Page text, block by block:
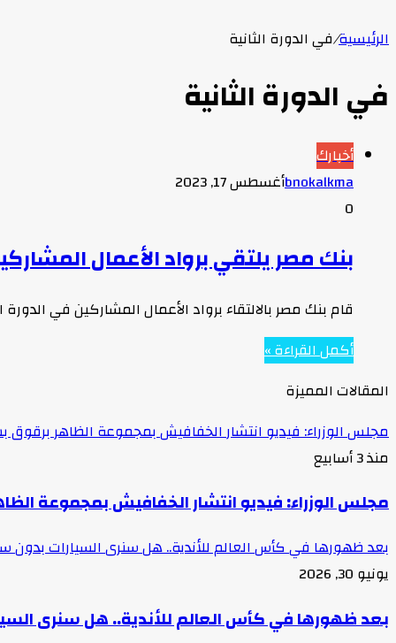
الرئيسية/في الدورة الثانية
في الدورة الثانية
أخبارك
bnokalkmaأغسطس 17, 2023
0
بنك مصر يلتقي برواد الأعمال
قام بنك مصر بالالتقاء برواد الأعمال المشاركين في
أكمل القراءة »
المقالات المميزة
مجلس الوزراء: فيديو انتشار الخفافيش بمجموعة الظاهر برقوق
منذ 3 أسابيع
مجلس الوزراء: فيديو انتشار الخفافيش بمجموعة
بعد ظهورها في كأس العالم للأندية.. هل سنرى السيارات
يونيو 30, 2026
بعد ظهورها في كأس العالم للأندية.. هل سنرى